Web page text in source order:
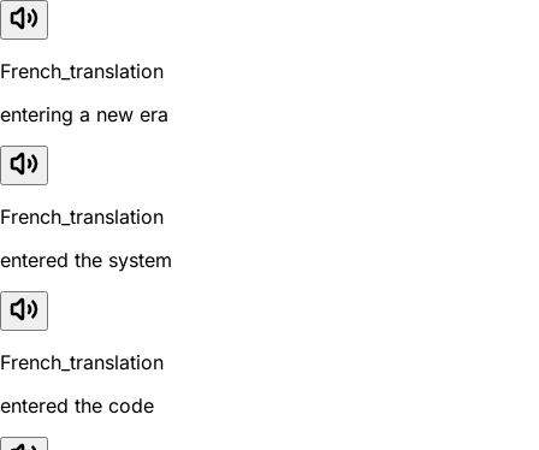
French_translation
entering a new era
French_translation
entered the system
French_translation
entered the code